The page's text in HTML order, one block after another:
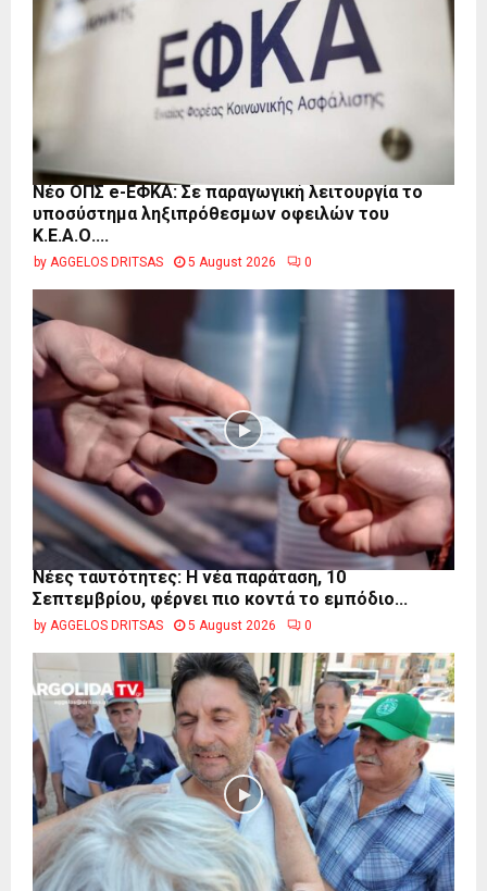
Νέο ΟΠΣ e-ΕΦΚΑ: Σε παραγωγική λειτουργία το
υποσύστημα ληξιπρόθεσμων οφειλών του
Κ.Ε.Α.Ο....
by AGGELOS DRITSAS 5 August 2026 0
Νέες ταυτότητες: Η νέα παράταση, 10
Σεπτεμβρίου, φέρνει πιο κοντά το εμπόδιο...
by AGGELOS DRITSAS 5 August 2026 0